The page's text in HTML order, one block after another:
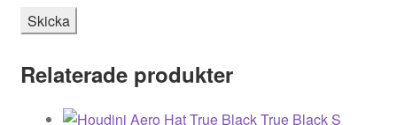
Relaterade produkter